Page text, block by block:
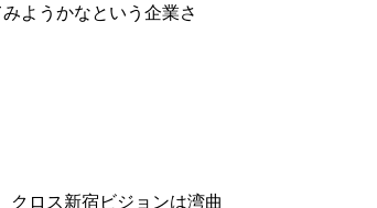
ようかなという企業さ
クロス新宿ビジョンは湾曲